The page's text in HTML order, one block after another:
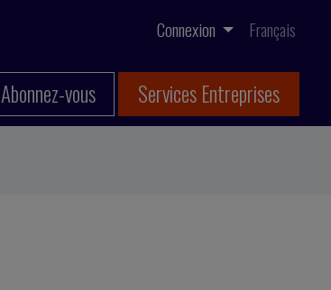
Connexion Français
Abonnez-vous Services Entreprises